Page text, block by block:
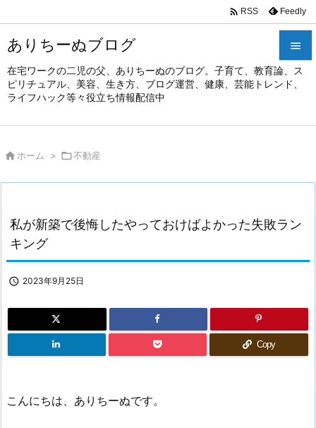
ありちーぬブログ
在宅ワークの二児の父、ありちーぬのブログ。子育て、教育論、ス
ピリチュアル、美容、生き方、ブログ運営、健康、芸能トレンド、
ライフハック等々役立ち情報配信中


メニュ
前へ

 RSS Feedly
 ホーム > 不動産
私が新築で後悔したやっておけばよかった失敗ラン
キング
 2023年9月25日
Copy
こんにちは、ありちーぬです。